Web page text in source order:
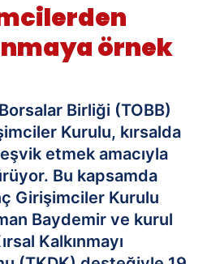
örnek
Birliği (TOBB)
Kurulu, kırsalda
etmek amacıyla
Bu kapsamda
Girişimciler Kurulu
Baydemir ve kurul
Kalkınmayı